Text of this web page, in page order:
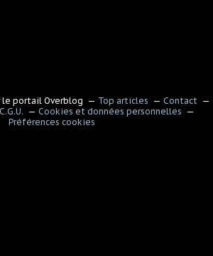
le portail Overblog Top articles
Contact
C.G.U.
Cookies et données personnelles
Préférences cookies